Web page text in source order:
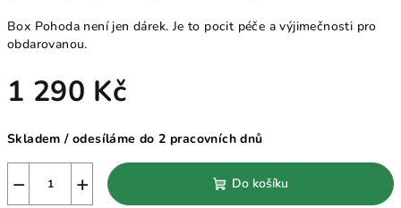
Box Pohoda není jen dárek. Je to pocit péče a výjimečnosti pro
obdarovanou.
1 290 Kč
cena:
Skladem / odesíláme do 2 pracovních dnů
+
− Do košíku